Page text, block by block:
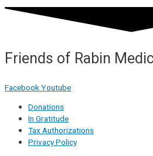
Friends of Rabin
FacebookYoutube
Donations
In Gratitude
Tax Authorizations
Privacy Policy